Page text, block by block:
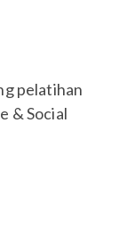
pelatihan
& Social